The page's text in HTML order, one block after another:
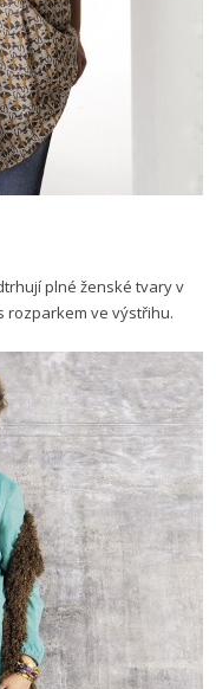
plné ženské tvary v
rozparkem ve výstřihu.